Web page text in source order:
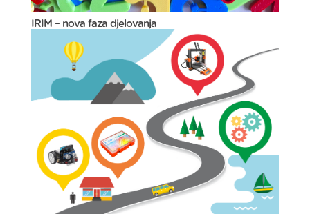
IRIM – nova faza djelovanja